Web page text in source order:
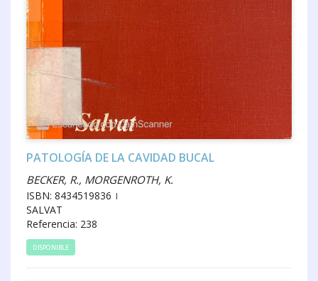
PATOLOGÍA DE LA CAVIDAD BUCAL
BECKER, R., MORGENROTH, K.
ISBN: 8434519836
SALVAT
Referencia: 238
DISPONIBLE